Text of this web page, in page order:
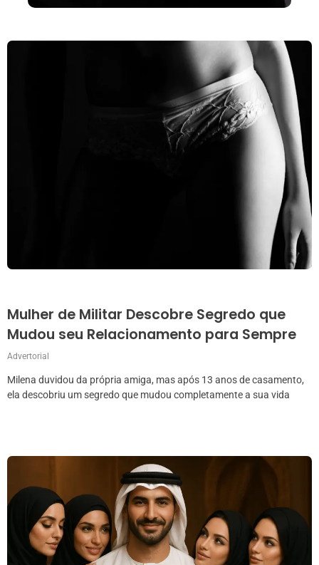
Mulher de Militar Descobre Segredo que
Mudou seu Relacionamento para Sempre
Advertorial
Milena duvidou da própria amiga, mas após 13 anos de casamento,
ela descobriu um segredo que mudou completamente a sua vida